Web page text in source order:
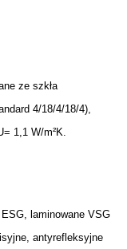
ze szkła
4/18/4/18/4),
1,1 W/m²K.
laminowane VSG
antyrefleksyjne